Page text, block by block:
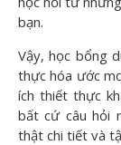
bạn.
Vậy, học bổng
thực hóa ước
ích thiết thực
bất cứ câu hỏi
thật chi tiết và